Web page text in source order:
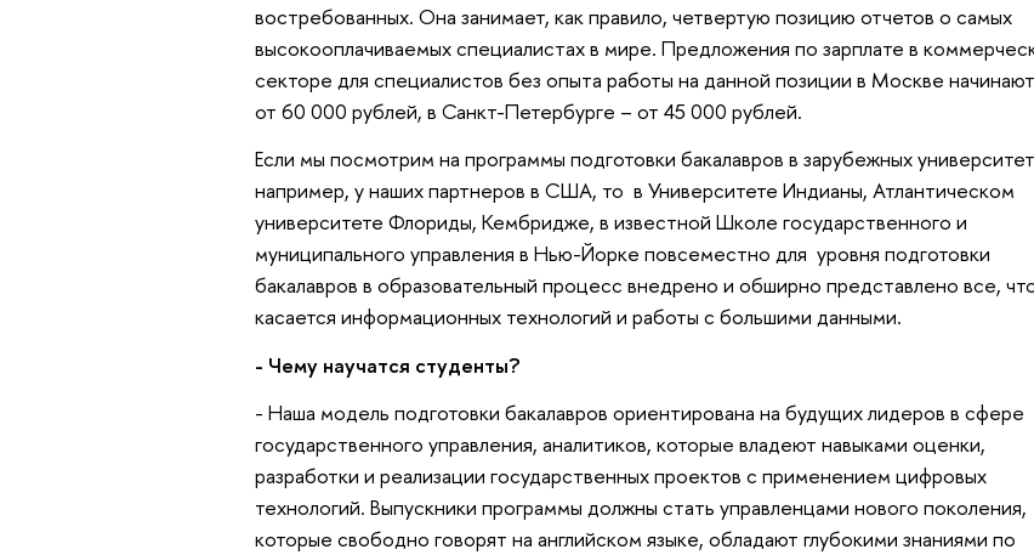
востребованных. Она занимает, как правило, четвертую позицию отчетов о самых
высокооплачиваемых специалистах в мире. Предложения по зарплате в
секторе для специалистов без опыта работы на данной позиции в Москве
от 60 000 рублей, в Санкт-Петербурге – от 45 000 рублей.
Если мы посмотрим на программы подготовки бакалавров в зарубежных
например, у наших партнеров в США, то в Университете Индианы, Атлантическом
университете Флориды, Кембридже, в известной Школе государственного и
муниципального управления в Нью-Йорке повсеместно для уровня подготовки
бакалавров в образовательный процесс внедрено и обширно представлено все,
касается информационных технологий и работы с большими данными.
- Чему научатся студенты?
- Наша модель подготовки бакалавров ориентирована на будущих лидеров в сфере
государственного управления, аналитиков, которые владеют навыками оценки,
разработки и реализации государственных проектов с применением цифровых
технологий. Выпускники программы должны стать управленцами нового поколения,
которые свободно говорят на английском языке, обладают глубокими знаниями по